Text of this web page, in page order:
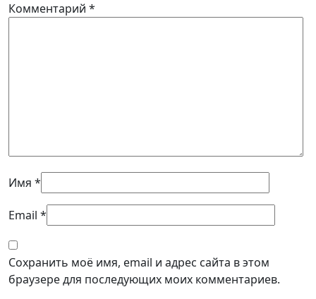
Комментарий *
Имя *
Email *
Сохранить моё имя, email и адрес сайта в этом
браузере для последующих моих комментариев.